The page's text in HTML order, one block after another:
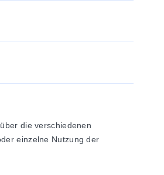
die verschiedenen
einzelne Nutzung der